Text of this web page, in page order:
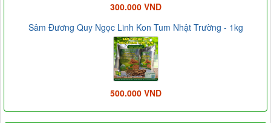
300.000 VND
Sâm Đương Quy Ngọc Linh Kon Tum Nhật Trường - 1kg
500.000 VND